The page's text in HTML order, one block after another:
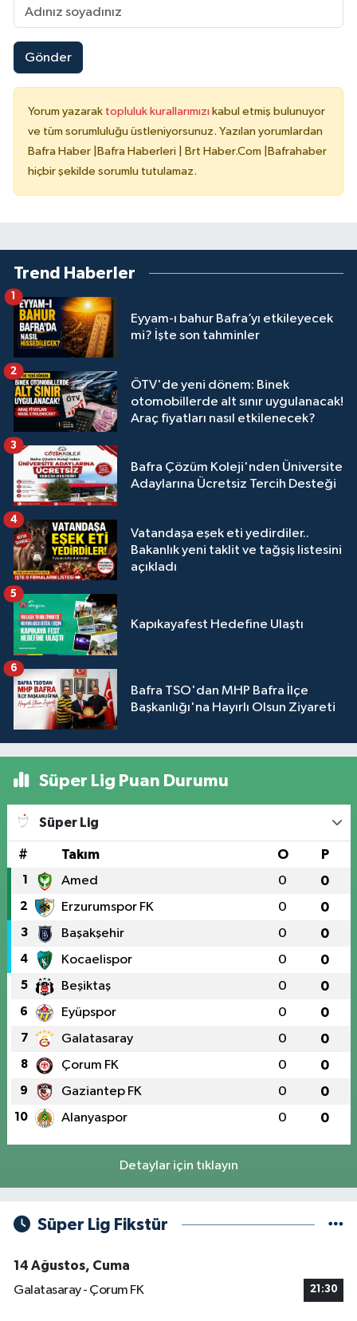
Gönder
Yorum yazarak topluluk kurallarımızı kabul etmiş bulunuyor
ve tüm sorumluluğu üstleniyorsunuz. Yazılan yorumlardan
Bafra Haber |Bafra Haberleri | Brt Haber.Com |Bafrahaber
hiçbir şekilde sorumlu tutulamaz.
Trend Haberler
Eyyam-ı bahur Bafra’yı etkileyecek
mi? İşte son tahminler
1
ÖTV'de yeni dönem: Binek
otomobillerde alt sınır uygulanacak!
Araç fiyatları nasıl etkilenecek?
2
Bafra Çözüm Koleji'nden Üniversite
Adaylarına Ücretsiz Tercih Desteği
3
Vatandaşa eşek eti yedirdiler..
Bakanlık yeni taklit ve tağşiş listesini
açıkladı
4
Kapıkayafest Hedefine Ulaştı
5
Bafra TSO'dan MHP Bafra İlçe
Başkanlığı'na Hayırlı Olsun Ziyareti
6
Süper Lig Puan Durumu
Süper Lig
# Takım O P
1 Amed 0 0
2 Erzurumspor FK 0 0
3 Başakşehir 0 0
4 Kocaelispor 0 0
5 Beşiktaş 0 0
6 Eyüpspor 0 0
7 Galatasaray 0 0
8 Çorum FK 0 0
9 Gaziantep FK 0 0
10 Alanyaspor 0 0
Detaylar için tıklayın
Süper Lig Fikstür
14 Ağustos, Cuma
Galatasaray - Çorum FK
21:30